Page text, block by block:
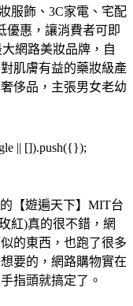
服飾、3C家電、宅配
優惠，讓消費者可即
網路美妝品牌，自
肌膚有益的藥妝級產
侈品，主張男女老幼
|| []).push({});
【遊遍天下】MIT台
紅)真的很不錯，網
的東西，也跑了很多
要的，網路購物實在
指頭就搞定了。